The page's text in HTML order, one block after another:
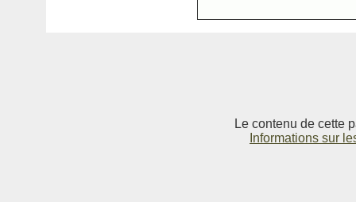
Le contenu de cette
Informations sur